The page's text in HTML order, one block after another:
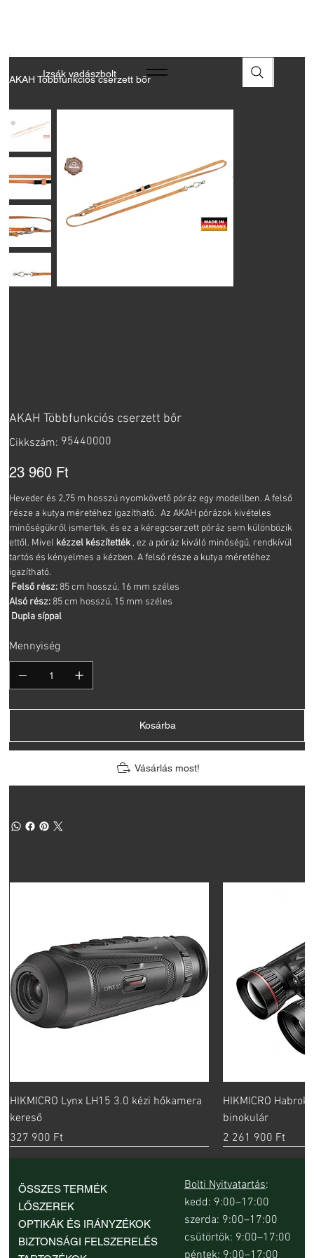
Izsák vadászbolt
AKAH Többfunkciós cserzett bőr
AKAH Többfunkciós cserzett bőr
Cikkszám: Cikkszám:
95440000
95440000
Ár
23 960 Ft
Heveder és 2,75 m hosszú nyomkövető póráz egy modellben. A felső
része a kutya méretéhez igazítható. Az AKAH pórázok kivételes
minőségükről ismertek, és ez a kéregcserzett póráz sem különbözik
ettől. Mivel kézzel készítették , ez a póráz kiváló minőségű, rendkívül
tartós és kényelmes a kézben. A felső része a kutya méretéhez
igazítható.
Felső rész: 85 cm hosszú, 16 mm széles
Alsó rész: 85 cm hosszú, 15 mm széles
Dupla síppal
Mennyiség
Kosárba
Vásárlás most!
HIKMICRO Lynx LH15 3.0 kézi hőkamera
kereső
Ár
327 900 Ft
HIKMICRO
binokulár
Ár
2 261 900 Ft
új
ÖSSZES TERMÉK
LŐSZEREK
OPTIKÁK ÉS IRÁNYZÉKOK
BIZTONSÁGI FELSZERELÉS
Bolti Nyitvatartás:
kedd: 9:00–17:00
szerda: 9:00–17:00
csütörtök: 9:00–17:00
péntek: 9:00–17:00